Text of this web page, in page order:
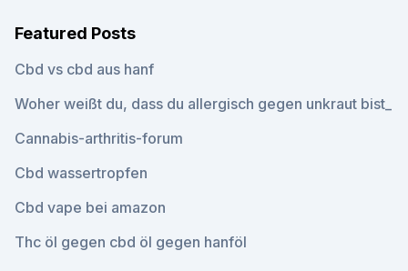
Featured Posts
Cbd vs cbd aus hanf
Woher weißt du, dass du allergisch gegen unkraut bist_
Cannabis-arthritis-forum
Cbd wassertropfen
Cbd vape bei amazon
Thc öl gegen cbd öl gegen hanföl